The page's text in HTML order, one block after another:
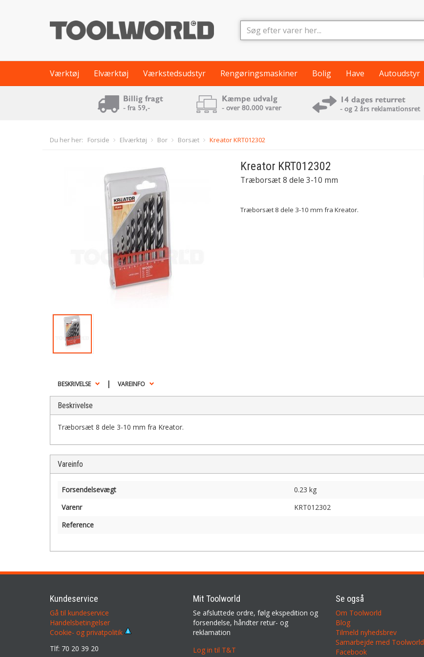
Værktøj Elværktøj Værkstedsudstyr Rengøringsmaskiner Bolig Have Autoudstyr
Du her her: Forside Elværktøj Bor Borsæt Kreator KRT012302
Kreator KRT012302
Træborsæt 8 dele 3-10 mm
Træborsæt 8 dele 3-10 mm fra Kreator.
BESKRIVELSE | VAREINFO
Beskrivelse
Træborsæt 8 dele 3-10 mm fra Kreator.
Vareinfo
Forsendelsevægt
0.23 kg
Varenr
KRT012302
Reference
Kundeservice
Gå til kundeservice
Handelsbetingelser
Cookie- og privatpolitik
Tlf: 70 20 39 20
Mit Toolworld
Se afsluttede ordre, følg ekspedition og
forsendelse, håndter retur- og
reklamation
Log in til T&T
Se også
Om Toolworld
Blog
Tilmeld nyhedsbrev
Samarbejde med Toolworld
Facebook